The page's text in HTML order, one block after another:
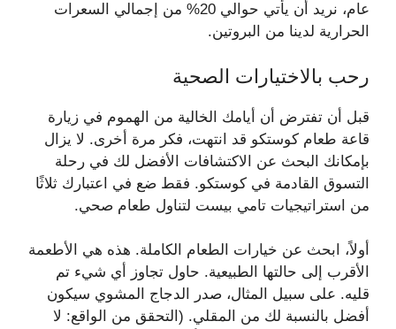
عام، نريد أن يأتي حوالي 20% من إجمالي السعرات
الحرارية لدينا من البروتين.
رحب بالاختيارات الصحية
قبل أن تفترض أن أيامك الخالية من الهموم في زيارة
قاعة طعام كوستكو قد انتهت، فكر مرة أخرى. لا يزال
بإمكانك البحث عن الاكتشافات الأفضل لك في رحلة
التسوق القادمة في كوستكو. فقط ضع في اعتبارك ثلاثًا
من استراتيجيات تامي بيست لتناول طعام صحي.
أولاً، ابحث عن خيارات الطعام الكاملة. هذه هي الأطعمة
الأقرب إلى حالتها الطبيعية. حاول تجاوز أي شيء تم
قليه. على سبيل المثال، صدر الدجاج المشوي سيكون
أفضل بالنسبة لك من المقلي. (التحقق من الواقع: لا